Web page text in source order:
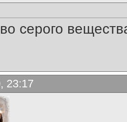
серого
23:17